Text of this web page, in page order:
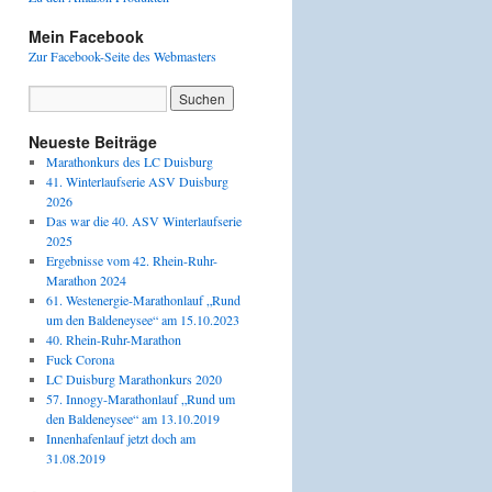
Mein Facebook
Zur Facebook-Seite des Webmasters
Neueste Beiträge
Marathonkurs des LC Duisburg
41. Winterlaufserie ASV Duisburg
2026
Das war die 40. ASV Winterlaufserie
2025
Ergebnisse vom 42. Rhein-Ruhr-
Marathon 2024
61. Westenergie-Marathonlauf „Rund
um den Baldeneysee“ am 15.10.2023
40. Rhein-Ruhr-Marathon
Fuck Corona
LC Duisburg Marathonkurs 2020
57. Innogy-Marathonlauf „Rund um
den Baldeneysee“ am 13.10.2019
Innenhafenlauf jetzt doch am
31.08.2019